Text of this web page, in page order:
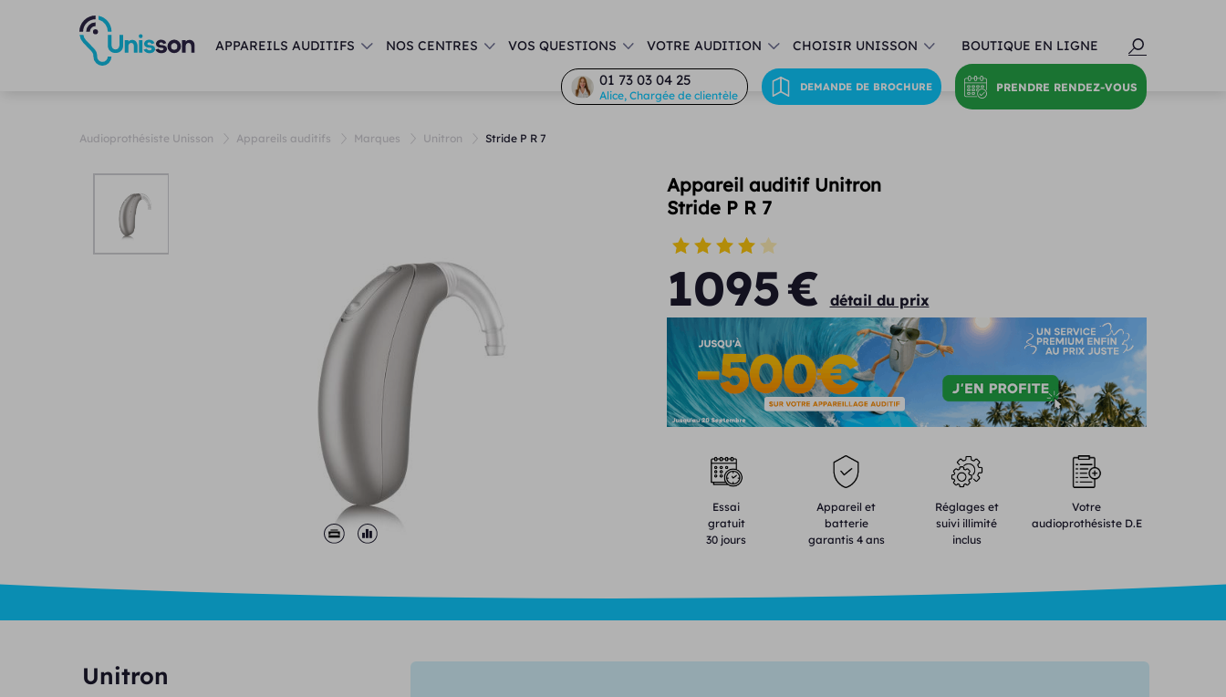
APPAREILS AUDITIFS NOS CENTRES VOS QUESTIONS VOTRE AUDITION CHOISIR UNISSON BOUTIQUE EN LIGNE
01 73 03 04 25
Alice, Chargée de clientèle
DEMANDE DE BROCHURE PRENDRE RENDEZ-VOUS
Audioprothésiste Unisson Appareils auditifs Marques Unitron Stride P R 7
Appareil auditif Unitron
Stride P R 7
1095€ détail du prix
Essai
gratuit
30 jours
Appareil et
batterie
garantis 4 ans
Réglages et
suivi illimité
inclus
Votre
audioprothésiste D.E
Unitron